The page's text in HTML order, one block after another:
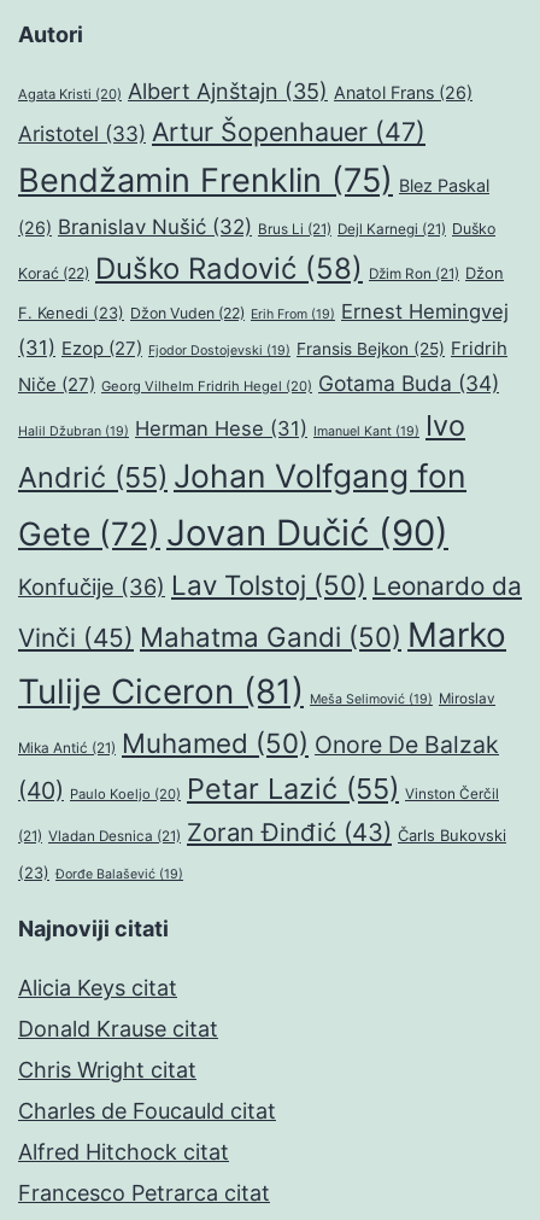
Autori
Agata Kristi (20) Albert Ajnštajn (35) Anatol Frans (26)
Aristotel (33) Artur Šopenhauer (47)
Bendžamin Frenklin (75) Blez Paskal
(26) Branislav Nušić (32) Brus Li (21) Dejl Karnegi (21) Duško
Korać (22) Duško Radović (58) Džim Ron (21) Džon
F. Kenedi (23) Džon Vuden (22) Erih From (19) Ernest Hemingvej
(31) Ezop (27) Fjodor Dostojevski (19) Fransis Bejkon (25) Fridrih
Niče (27) Georg Vilhelm Fridrih Hegel (20) Gotama Buda (34)
Halil Džubran (19) Herman Hese (31) Imanuel Kant (19)
Ivo
Andrić (55) Johan Volfgang fon
Gete (72) Jovan Dučić (90)
Konfučije (36) Lav Tolstoj (50) Leonardo da
Vinči (45) Mahatma Gandi (50) Marko
Tulije Ciceron (81) Meša Selimović (19) Miroslav
Mika Antić (21) Muhamed (50) Onore De Balzak
(40) Paulo Koeljo (20) Petar Lazić (55) Vinston Čerčil
(21) Vladan Desnica (21) Zoran Đinđić (43) Čarls Bukovski
(23) Đorđe Balašević (19)
Najnoviji citati
Alicia Keys citat
Donald Krause citat
Chris Wright citat
Charles de Foucauld citat
Alfred Hitchock citat
Francesco Petrarca citat